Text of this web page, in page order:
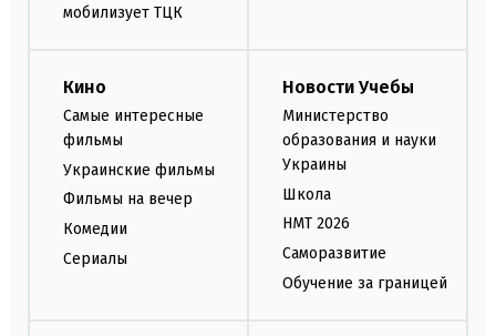
мобилизует ТЦК
Кино
Самые интересные
фильмы
Украинские фильмы
Фильмы на вечер
Комедии
Сериалы
Новости Учебы
Министерство
образования и науки
Украины
Школа
НМТ 2026
Саморазвитие
Обучение за границей